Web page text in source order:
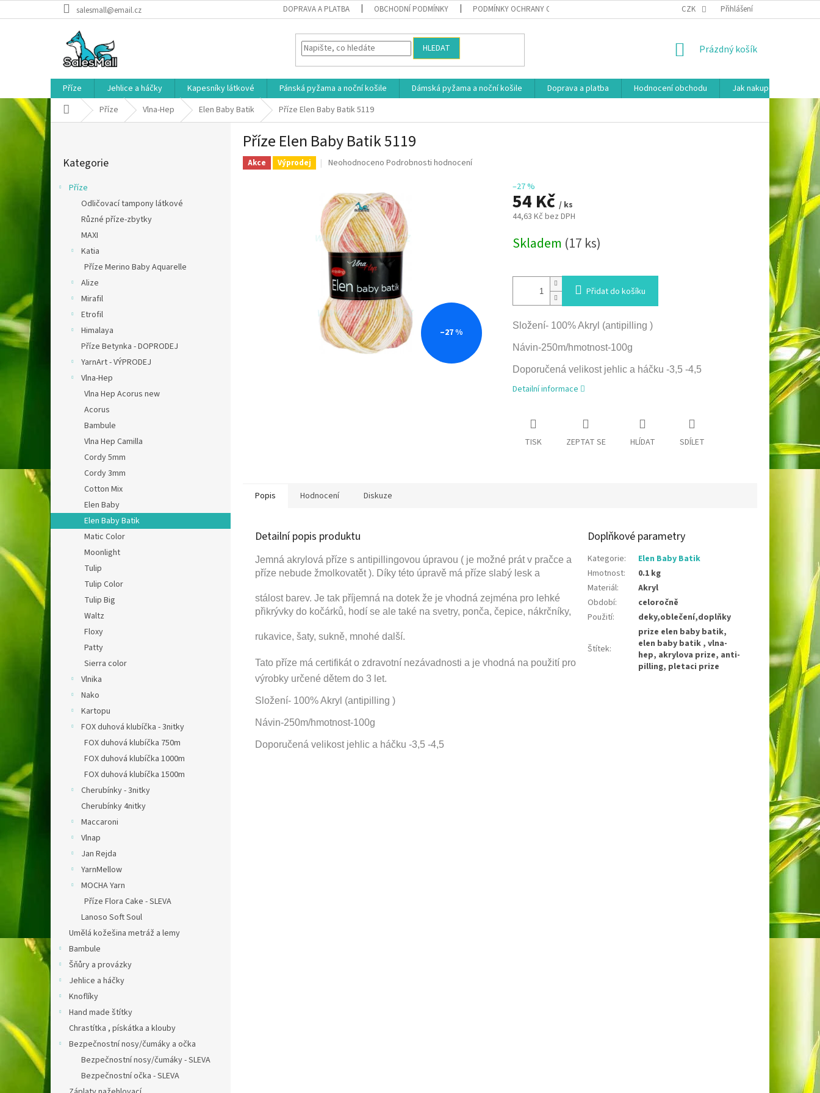
na
salesmall@email.cz DOPRAVA A PLATBA OBCHODNÍ PODMÍNKY PODMÍNKY OCHRANY OSOBNÍCH ÚDAJŮ HODNOCENÍ OBCHODU MOJE OBJEDNÁVKA
CZK Přihlášení
HLEDAT
NÁKUPNÍ
Prázdný košík
Příze Jehlice a háčky Kapesníky látkové Pánská pyžama a noční košile Dámská pyžama a noční košile Doprava a platba Hodnocení obchodu Jak nakupovat
Domů Příze Vlna-Hep Elen Baby Batik Příze Elen Baby Batik 5119
kategorie
Kategorie
Příze
Odličovací tampony látkové
Různé příze-zbytky
MAXI
Katia
Příze Merino Baby Aquarelle
Alize
Mirafil
Etrofil
Himalaya
Příze Betynka - DOPRODEJ
YarnArt - VÝPRODEJ
Vlna-Hep
Vlna Hep Acorus new
Acorus
Bambule
Vlna Hep Camilla
Cordy 5mm
Cordy 3mm
Cotton Mix
Elen Baby
Elen Baby Batik
Matic Color
Moonlight
Tulip
Tulip Color
Tulip Big
Waltz
Floxy
Patty
Sierra color
Vlnika
Nako
Kartopu
FOX duhová klubíčka - 3nitky
FOX duhová klubíčka 750m
FOX duhová klubíčka 1000m
FOX duhová klubíčka 1500m
Cherubínky - 3nitky
Cherubínky 4nitky
Maccaroni
Vlnap
Jan Rejda
YarnMellow
MOCHA Yarn
Příze Flora Cake - SLEVA
Lanoso Soft Soul
Umělá kožešina metráž a lemy
Bambule
Šňůry a provázky
Jehlice a háčky
Knoflíky
Hand made štítky
Chrastítka , pískátka a klouby
Bezpečnostní nosy/čumáky a očka
Bezpečnostní nosy/čumáky - SLEVA
Bezpečnostní očka - SLEVA
Příze Elen Baby Batik 5119
Akce Výprodej
Průměrné
je
0,0
z
5
hvězdiček.
Neohodnoceno Podrobnosti hodnocení
–27 %
–27 %
54 Kč / ks
44,63 Kč bez DPH
cena:
Skladem (17 ks)
Přidat do košíku
Složení- 100% Akryl (antipilling )
Návin-250m/hmotnost-100g
Doporučená velikost jehlic a háčku -3,5 -4,5
Detailní informace
TISK ZEPTAT SE HLÍDAT SDÍLET
Popis Hodnocení Diskuze
Detailní popis produktu
Jemná akrylová příze s antipillingovou úpravou ( je možné prát v pračce a
příze nebude žmolkovatět ). Díky této úpravě má příze slabý lesk a
stálost barev. Je tak příjemná na dotek že je vhodná zejména pro lehké
přikrývky do kočárků, hodí se ale také na svetry, ponča, čepice, nákrčníky,
rukavice, šaty, sukně, mnohé další.
Tato příze má certifikát o zdravotní nezávadnosti a je vhodná na použití pro
výrobky určené dětem do 3 let.
Složení- 100% Akryl (antipilling )
Návin-250m/hmotnost-100g
Doporučená velikost jehlic a háčku -3,5 -4,5
Doplňkové parametry
Kategorie:
Elen Baby Batik
Hmotnost:
0.1 kg
Materiál:
Akryl
Období:
celoročně
Použití: deky,oblečení,doplňky
Štítek:
prize elen baby batik,
elen baby batik , vlna-
hep, akrylova prize, anti-
pilling, pletaci prize